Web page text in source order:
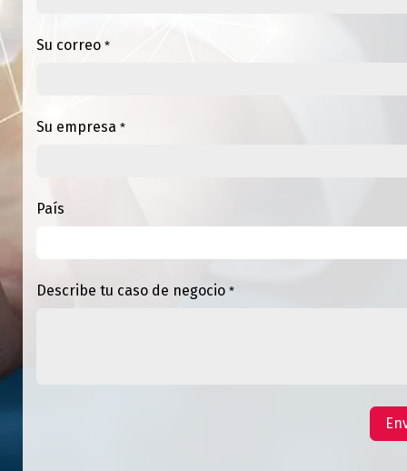
Su correo *
Su empresa *
País
Describe tu caso de negocio*